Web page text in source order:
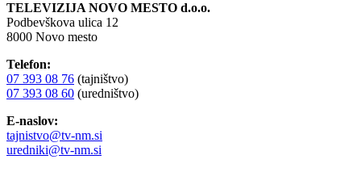
TELEVIZIJA NOVO MESTO d.o.o.
Podbevškova ulica 12
8000 Novo mesto
Telefon:
07 393 08 76 (tajništvo)
07 393 08 60 (uredništvo)
E-naslov:
tajnistvo@tv-nm.si
uredniki@tv-nm.si